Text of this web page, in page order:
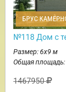
БРУС
№118 Дом с
Размер: 6х9 м
Общая площадь:
1467950